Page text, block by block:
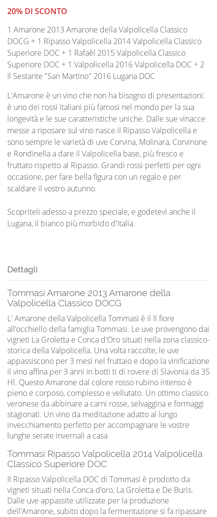
20% DI SCONTO
1 Amarone 2013 Amarone della Valpolicella Classico
DOCG + 1 Ripasso Valpolicella 2014 Valpolicella Classico
Superiore DOC + 1 Rafaèl 2015 Valpolicella Classico
Superiore DOC + 1 Valpolicella 2016 Valpolicella DOC + 2
Il Sestante "San Martino" 2016 Lugana DOC
L'Amarone è un vino che non ha bisogno di presentazioni:
è uno dei rossi italiani più famosi nel mondo per la sua
longevità e le sue caratteristiche uniche. Dalle sue vinacce
messe a riposare sul vino nasce il Ripasso Valpolicella e
sono sempre le varietà di uve Corvina, Molinara, Corvinone
e Rondinella a dare il Valpolicella base, più fresco e
fruttato rispetto al Ripasso. Grandi rossi perfetti per ogni
occasione, per fare bella figura con un regalo e per
scaldare il vostro autunno.
Scopriteli adesso a prezzo speciale, e godetevi anche il
Lugana, il bianco più morbido d'Italia.
Dettagli
Tommasi Amarone 2013 Amarone della
Valpolicella Classico DOCG
L' Amarone della Valpolicella Tommasi è il Il fiore
all’occhiello della famiglia Tommasi. Le uve provengono dai
vigneti La Groletta e Conca d'Oro situati nella zona classico-
storica della Valpolicella. Una volta raccolte, le uve
appassiscono per 3 mesi nel fruttaio e dopo la vinificazione
il vino affina per 3 anni in botti ti di rovere di Slavonia da 35
Hl. Questo Amarone dal colore rosso rubino intenso è
pieno e corposo, complesso e vellutato. Un ottimo classico
veronese da abbinare a carni rosse, selvaggina e formaggi
stagionati. Un vino da meditazione adatto al lungo
invecchiamento perfetto per accompagnare le vostre
lunghe serate invernali a casa
Tommasi Ripasso Valpolicella 2014 Valpolicella
Classico Superiore DOC
Il Ripasso Valpolicella DOC di Tommasi è prodotto da
vigneti situati nella Conca d’oro, La Groletta e De Buris.
Dalle uve appassite utilizzate per la produzione
dell'Amarone, subito dopo la fermentazione si fa ripassare